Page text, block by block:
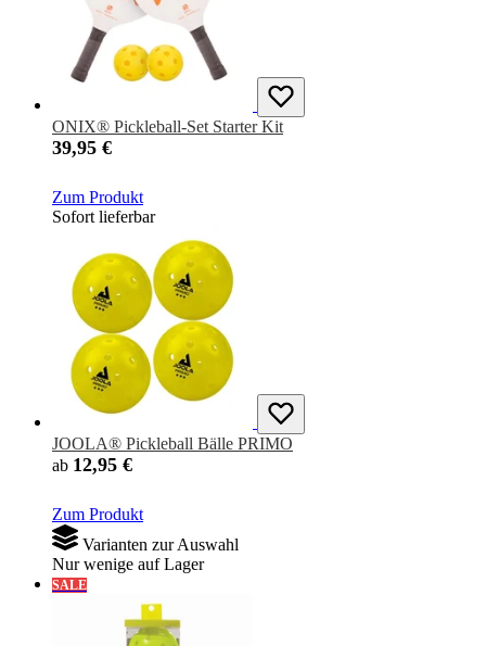
ONIX® Pickleball-Set Starter Kit
39,95 €
Zum Produkt
Sofort lieferbar
JOOLA® Pickleball Bälle PRIMO
ab 12,95 €
Zum Produkt
Varianten zur Auswahl
Nur wenige auf Lager
SALE